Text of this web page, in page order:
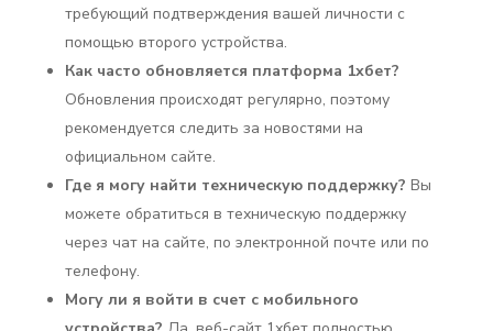
требующий подтверждения вашей личности с
помощью второго устройства.
Как часто обновляется платформа 1хбет?
Обновления происходят регулярно, поэтому
рекомендуется следить за новостями на
официальном сайте.
Где я могу найти техническую поддержку? Вы
можете обратиться в техническую поддержку
через чат на сайте, по электронной почте или по
телефону.
Могу ли я войти в счет с мобильного